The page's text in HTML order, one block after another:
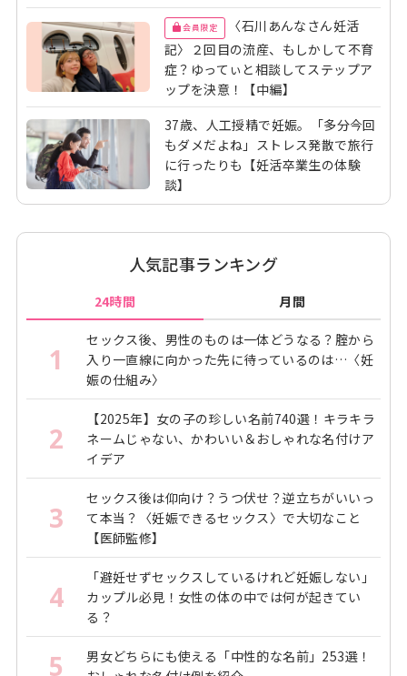
会員限定
〈石川あんなさん妊活
記〉２回目の流産、もしかして不育
症？ゆってぃと相談してステップア
ップを決意！【中編】
37歳、人工授精で妊娠。「多分今回
もダメだよね」ストレス発散で旅行
に行ったりも【妊活卒業生の体験
談】
人気記事ランキング
24時間 月間
1
セックス後、男性のものは一体どうなる？腟から
入り一直線に向かった先に待っているのは…〈妊
娠の仕組み〉
2
【2025年】女の子の珍しい名前740選！キラキラ
ネームじゃない、かわいい＆おしゃれな名付けア
イデア
3
セックス後は仰向け？うつ伏せ？逆立ちがいいっ
て本当？〈妊娠できるセックス〉で大切なこと
【医師監修】
4
「避妊せずセックスしているけれど妊娠しない」
カップル必見！女性の体の中では何が起きてい
る？
5
男女どちらにも使える「中性的な名前」253選！